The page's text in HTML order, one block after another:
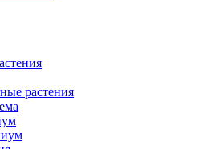
растения